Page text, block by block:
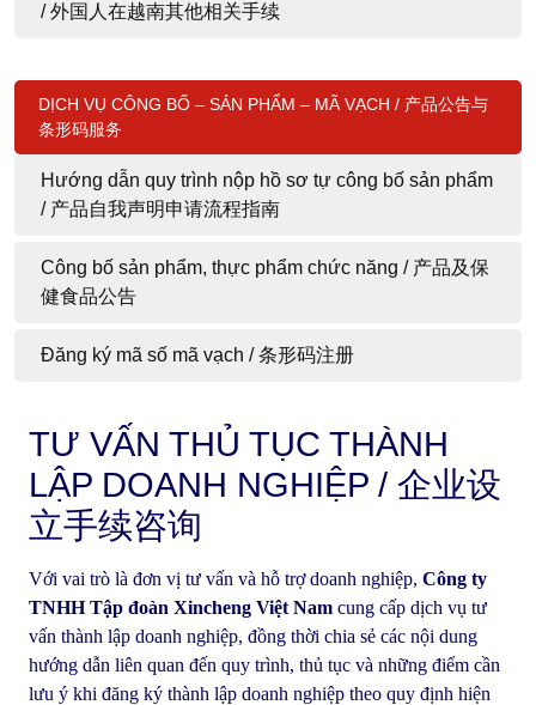
/ 外国人在越南其他相关手续
DỊCH VỤ CÔNG BỐ – SẢN PHẨM – MÃ VẠCH / 产品公告与
条形码服务
Hướng dẫn quy trình nộp hồ sơ tự công bố sản phẩm
/ 产品自我声明申请流程指南
Công bố sản phẩm, thực phẩm chức năng / 产品及保
健食品公告
Đăng ký mã số mã vạch / 条形码注册
TƯ VẤN THỦ TỤC THÀNH
LẬP DOANH NGHIỆP / 企业设
立手续咨询
Với vai trò là đơn vị tư vấn và hỗ trợ doanh nghiệp, Công ty
TNHH Tập đoàn Xincheng Việt Nam cung cấp dịch vụ tư
vấn thành lập doanh nghiệp, đồng thời chia sẻ các nội dung
hướng dẫn liên quan đến quy trình, thủ tục và những điểm cần
lưu ý khi đăng ký thành lập doanh nghiệp theo quy định hiện